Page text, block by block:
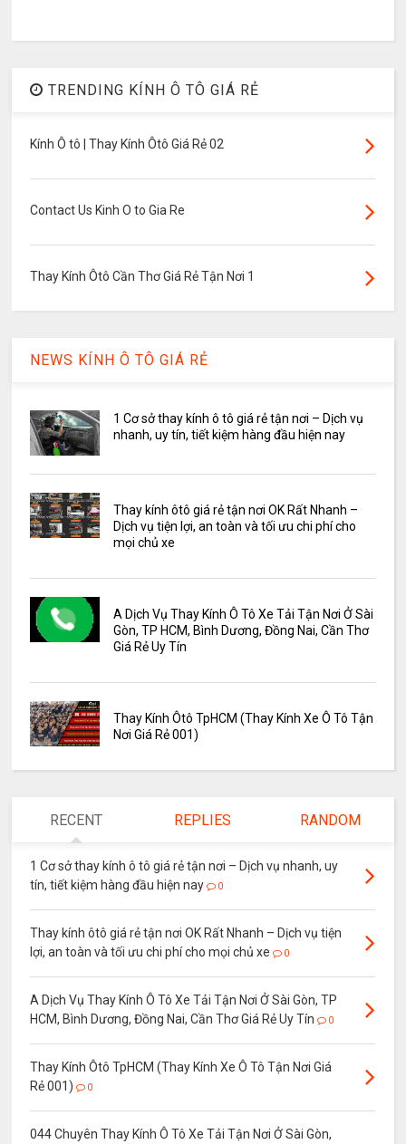
TRENDING KÍNH Ô TÔ GIÁ RẺ
Kính Ô tô | Thay Kính Ôtô Giá Rẻ 02
Contact Us Kinh O to Gia Re
Thay Kính Ôtô Cần Thơ Giá Rẻ Tận Nơi 1
NEWS KÍNH Ô TÔ GIÁ RẺ
1 Cơ sở thay kính ô tô giá rẻ tận nơi – Dịch vụ
nhanh, uy tín, tiết kiệm hàng đầu hiện nay
Thay kính ôtô giá rẻ tận nơi OK Rất Nhanh –
Dịch vụ tiện lợi, an toàn và tối ưu chi phí cho
mọi chủ xe
A Dịch Vụ Thay Kính Ô Tô Xe Tải Tận Nơi Ở Sài
Gòn, TP HCM, Bình Dương, Đồng Nai, Cần Thơ
Giá Rẻ Uy Tín
Thay Kính Ôtô TpHCM (Thay Kính Xe Ô Tô Tận
Nơi Giá Rẻ 001)
RECENT REPLIES RANDOM
1 Cơ sở thay kính ô tô giá rẻ tận nơi – Dịch vụ nhanh, uy
tín, tiết kiệm hàng đầu hiện nay
0
Thay kính ôtô giá rẻ tận nơi OK Rất Nhanh – Dịch vụ tiện
lợi, an toàn và tối ưu chi phí cho mọi chủ xe
0
A Dịch Vụ Thay Kính Ô Tô Xe Tải Tận Nơi Ở Sài Gòn, TP
HCM, Bình Dương, Đồng Nai, Cần Thơ Giá Rẻ Uy Tín
0
Thay Kính Ôtô TpHCM (Thay Kính Xe Ô Tô Tận Nơi Giá
Rẻ 001)
0
044 Chuyên Thay Kính Ô Tô Xe Tải Tận Nơi Ở Sài Gòn,